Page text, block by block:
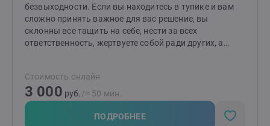
безвыходности. Если вы находитесь в тупике и вам
сложно принять важное для вас решение, вы
склонны все тащить на себе, нести за всех
ответственность, жертвуете собой ради других, а
настроение, вас одолевает бессонница, чувство
пустоты по утрам - приходите, будем разбираться.С
моей профессиональной помощью вы будете
исследовать свой собственный опыт, сегодняшние и
Стоимость онлайн
3 000 руб. /≈ 50 мин.
ПОДРОБНЕЕ